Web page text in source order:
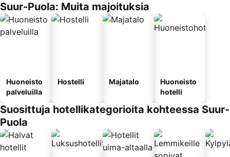
Suur-Puola: Muita majoituksia
Huoneisto
palveluilla
Hostelli Majatalo
Huoneisto
hotelli
Suosittuja hotellikategorioita kohteessa Suur-
Puola